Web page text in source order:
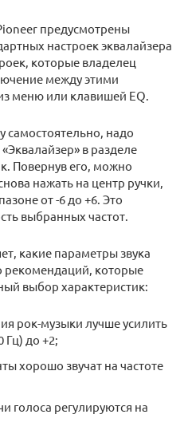
предусмотрены
настроек эквалайзера
которые владелец
между этими
меню или клавишей EQ.
самостоятельно, надо
в разделе
Повернув его, можно
нажать на центр ручки,
от -6 до +6. Это
выбранных частот.
какие параметры звука
рекомендаций, которые
выбор характеристик:
рок-музыки лучше усилить
Гц) до +2;
хорошо звучат на частоте
голоса регулируются на